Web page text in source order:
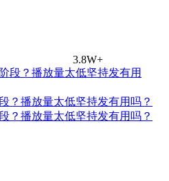
3.8W+
？播放量太低坚持发有用吗？
？播放量太低坚持发有用吗？